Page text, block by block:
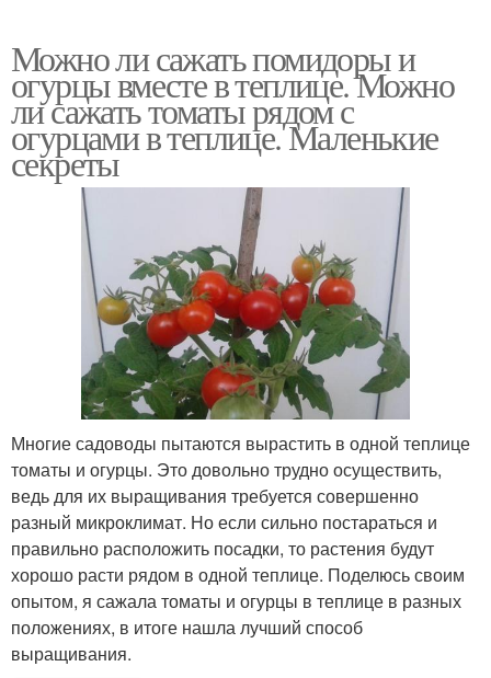
Можно ли сажать помидоры и
огурцы вместе в теплице. Можно
ли сажать томаты рядом с
огурцами в теплице. Маленькие
секреты
Многие садоводы пытаются вырастить в одной теплице
томаты и огурцы. Это довольно трудно осуществить,
ведь для их выращивания требуется совершенно
разный микроклимат. Но если сильно постараться и
правильно расположить посадки, то растения будут
хорошо расти рядом в одной теплице. Поделюсь своим
опытом, я сажала томаты и огурцы в теплице в разных
положениях, в итоге нашла лучший способ
выращивания.